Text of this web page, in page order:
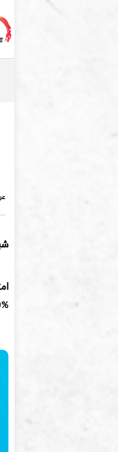
0% نسبة ربح، 0%